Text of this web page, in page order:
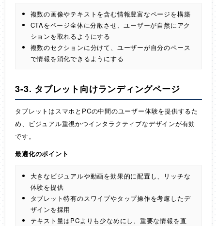
複数の画像やテキストを含む情報豊富なページを構築
CTAをページ全体に分散させ、ユーザーが自然にアク
ションを取れるようにする
複数のセクションに分けて、ユーザーが自分のペース
で情報を消化できるようにする
3-3. タブレット向けランディングページ
タブレットはスマホとPCの中間のユーザー体験を提供するた
め、ビジュアル重視かつインタラクティブなデザインが有効
です。
最適化のポイント
大きなビジュアルや動画を効果的に配置し、リッチな
体験を提供
タブレット特有のスワイプやタップ操作を考慮したデ
ザインを採用
テキスト量はPCよりも少なめにし、重要な情報を直